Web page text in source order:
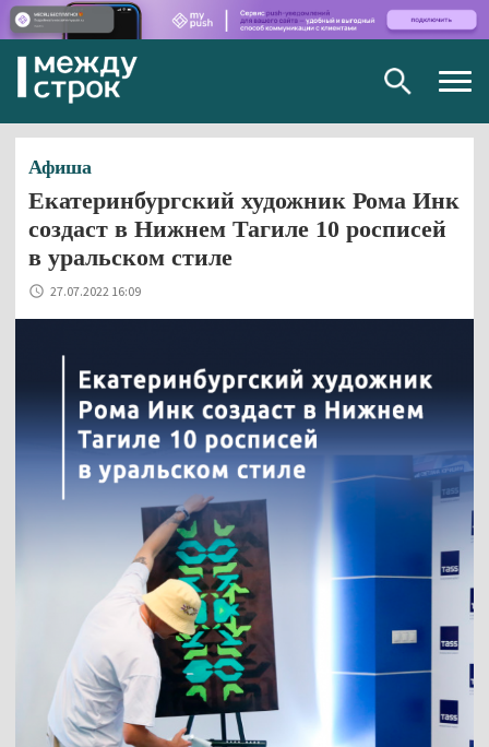
Афиша
Екатеринбургский художник Рома Инк
создаст в Нижнем Тагиле 10 росписей
в уральском стиле
27.07.2022 16:09